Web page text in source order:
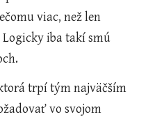
viac, než len
Logicky iba takí smú
vo svojom